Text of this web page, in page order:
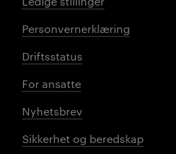
Personvernerklæring
Driftsstatus
For ansatte
Nyhetsbrev
Sikkerhet og beredskap